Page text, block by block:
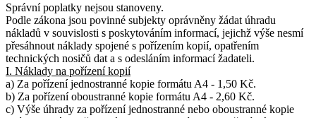
Správní poplatky nejsou stanoveny.
Podle zákona jsou povinné subjekty oprávněny žádat úhradu
nákladů v souvislosti s poskytováním informací, jejichž výše nesmí
přesáhnout náklady spojené s pořízením kopií, opatřením
technických nosičů dat a s odesláním informací žadateli.
I. Náklady na pořízení kopií
a) Za pořízení jednostranné kopie formátu A4 - 1,50 Kč.
b) Za pořízení oboustranné kopie formátu A4 - 2,60 Kč.
c) Výše úhrady za pořízení jednostranné nebo oboustranné kopie